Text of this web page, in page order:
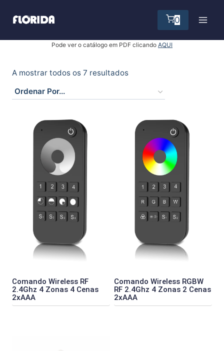
0
Pode ver o catálogo em PDF clicando AQUI
A mostrar todos os 7 resultados
Comando Wireless RF
2.4Ghz 4 Zonas 4 Cenas
2xAAA
Comando Wireless RGBW
RF 2.4Ghz 4 Zonas 2 Cenas
2xAAA